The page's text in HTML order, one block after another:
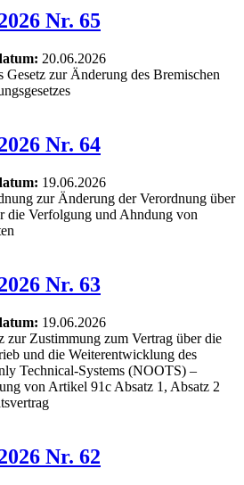
Nr. 65
20.06.2026
Gesetz zur Änderung des Bremischen
Nr. 64
19.06.2026
zur Änderung der Verordnung über
die Verfolgung und Ahndung von
Nr. 63
19.06.2026
zur Zustimmung zum Vertrag über die
und die Weiterentwicklung des
Technical-Systems (NOOTS) –
von Artikel 91c Absatz 1, Absatz 2
Nr. 62